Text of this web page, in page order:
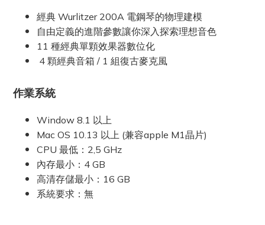
經典 Wurlitzer 200A 電鋼琴的物理建模
自由定義的進階參數讓你深入探索理想音色
11 種經典單顆效果器數位化
4 顆經典音箱 / 1 組復古麥克風
作業系統
Window 8.1 以上
Mac OS 10.13 以上 (兼容apple M1晶片)
CPU 最低：2,5 GHz
內存最小：4 GB
高清存儲最小：16 GB
系統要求：無